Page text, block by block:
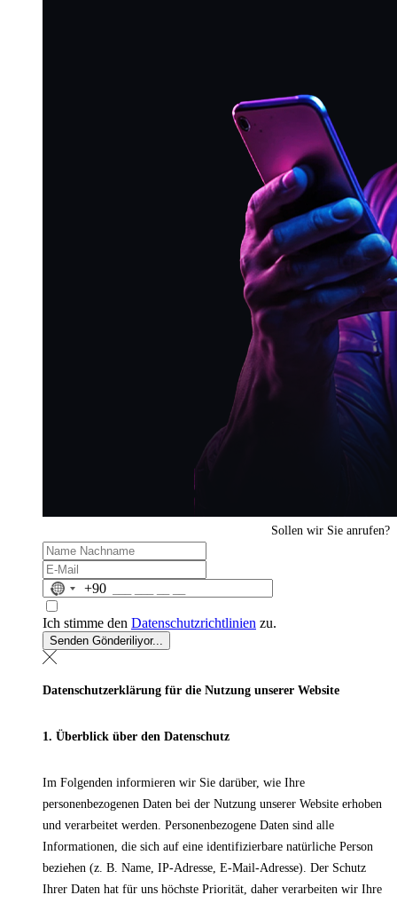
Sollen wir Sie anrufen?
No
selected
+90
Ich stimme den Datenschutzrichtlinien zu.
Senden Gönderiliyor...
Datenschutzerklärung für die Nutzung unserer Website
1. Überblick über den Datenschutz
Im Folgenden informieren wir Sie darüber, wie Ihre
personenbezogenen Daten bei der Nutzung unserer Website erhoben
und verarbeitet werden. Personenbezogene Daten sind alle
Informationen, die sich auf eine identifizierbare natürliche Person
beziehen (z. B. Name, IP-Adresse, E-Mail-Adresse). Der Schutz
Ihrer Daten hat für uns höchste Priorität, daher verarbeiten wir Ihre